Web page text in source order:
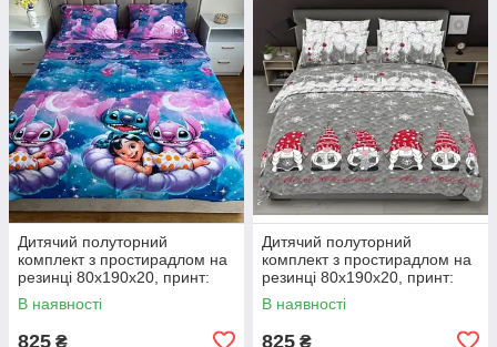
Дитячий полуторний
комплект з простирадлом на
резинці 80х190х20, принт:
Ліло і Стіч
В наявності
825 ₴
Дитячий полуторний
комплект з простирадлом на
резинці 80х190х20, принт:
Різдвяні гноми
В наявності
825 ₴